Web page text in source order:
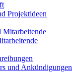
Projektideen
Mitarbeitende
und Ankündigungen